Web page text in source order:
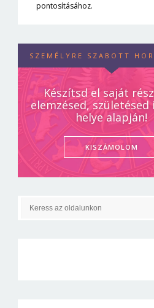
pontosításához.
SZEMÉLYRE SZABOTT
Készítsd el saját
elemzésed, születésed
helye alapján!
KISZÁMOLOM